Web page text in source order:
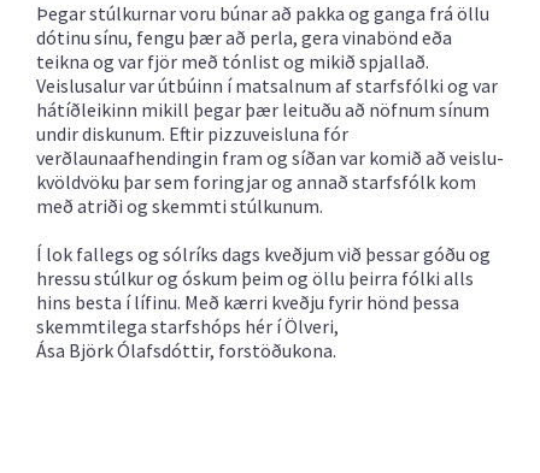
Þegar stúlkurnar voru búnar að pakka og ganga frá öllu
dótinu sínu, fengu þær að perla, gera vinabönd eða
teikna og var fjör með tónlist og mikið spjallað.
Veislusalur var útbúinn í matsalnum af starfsfólki og var
hátíðleikinn mikill þegar þær leituðu að nöfnum sínum
undir diskunum. Eftir pizzuveisluna fór
verðlaunaafhendingin fram og síðan var komið að veislu-
kvöldvöku þar sem foringjar og annað starfsfólk kom
með atriði og skemmti stúlkunum.
Í lok fallegs og sólríks dags kveðjum við þessar góðu og
hressu stúlkur og óskum þeim og öllu þeirra fólki alls
hins besta í lífinu. Með kærri kveðju fyrir hönd þessa
skemmtilega starfshóps hér í Ölveri,
Ása Björk Ólafsdóttir, forstöðukona.